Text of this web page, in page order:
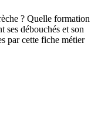
? Quelle formation
ses débouchés et son
par cette fiche métier